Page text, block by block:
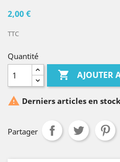
2,00 €
TTC
Quantité
 AJOUTER
 Derniers articles en stock
Partager